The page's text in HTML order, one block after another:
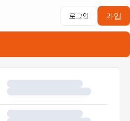
가입
로그인